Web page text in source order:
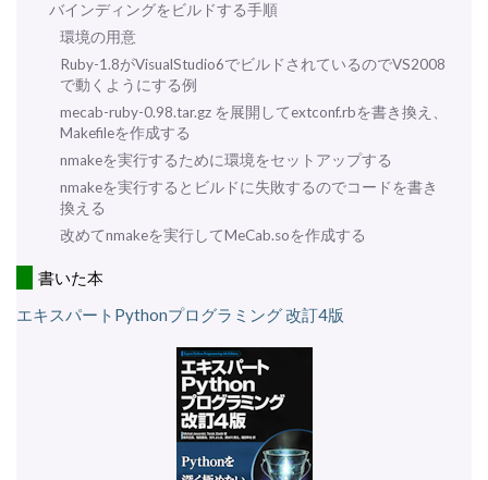
バインディングをビルドする手順
環境の用意
Ruby-1.8がVisualStudio6でビルドされているのでVS2008
で動くようにする例
mecab-ruby-0.98.tar.gz を展開してextconf.rbを書き換え、
Makefileを作成する
nmakeを実行するために環境をセットアップする
nmakeを実行するとビルドに失敗するのでコードを書き
換える
改めてnmakeを実行してMeCab.soを作成する
書いた本
エキスパートPythonプログラミング 改訂4版